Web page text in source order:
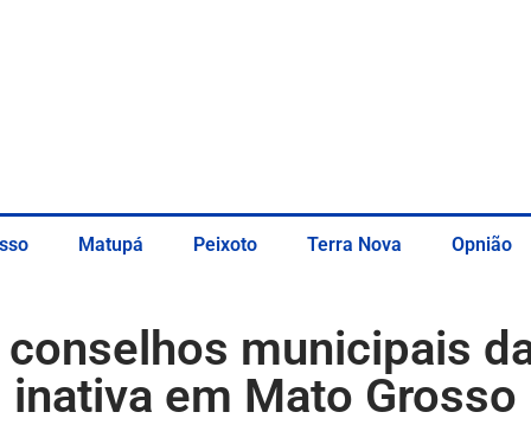
Matupá Peixoto Terra Nova Opnião
municipais
inativa em Mato Grosso